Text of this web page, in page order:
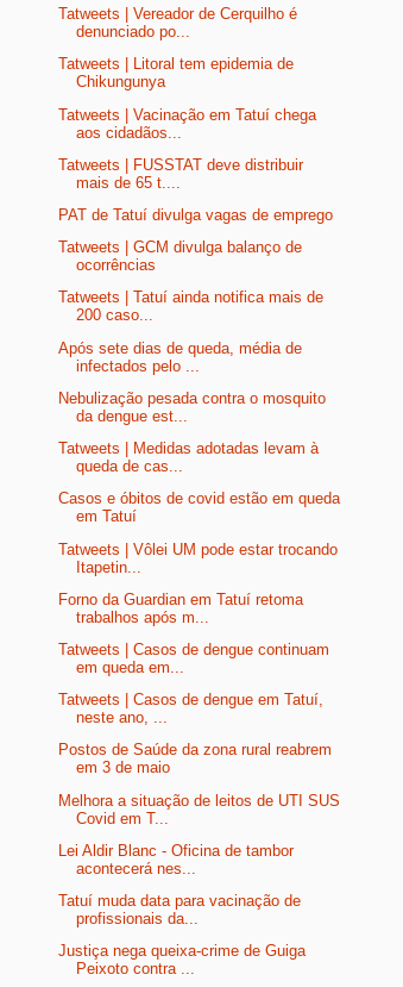
Tatweets | Vereador de Cerquilho é
denunciado po...
Tatweets | Litoral tem epidemia de
Chikungunya
Tatweets | Vacinação em Tatuí chega
aos cidadãos...
Tatweets | FUSSTAT deve distribuir
mais de 65 t....
PAT de Tatuí divulga vagas de emprego
Tatweets | GCM divulga balanço de
ocorrências
Tatweets | Tatuí ainda notifica mais de
200 caso...
Após sete dias de queda, média de
infectados pelo ...
Nebulização pesada contra o mosquito
da dengue est...
Tatweets | Medidas adotadas levam à
queda de cas...
Casos e óbitos de covid estão em queda
em Tatuí
Tatweets | Vôlei UM pode estar trocando
Itapetin...
Forno da Guardian em Tatuí retoma
trabalhos após m...
Tatweets | Casos de dengue continuam
em queda em...
Tatweets | Casos de dengue em Tatuí,
neste ano, ...
Postos de Saúde da zona rural reabrem
em 3 de maio
Melhora a situação de leitos de UTI SUS
Covid em T...
Lei Aldir Blanc - Oficina de tambor
acontecerá nes...
Tatuí muda data para vacinação de
profissionais da...
Justiça nega queixa-crime de Guiga
Peixoto contra ...